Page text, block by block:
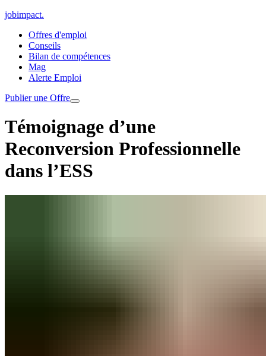
jobimpact.
Offres d'emploi
Conseils
Bilan de compétences
Mag
Alerte Emploi
Publier une Offre
Témoignage d’une
Reconversion Professionnelle
dans l’ESS